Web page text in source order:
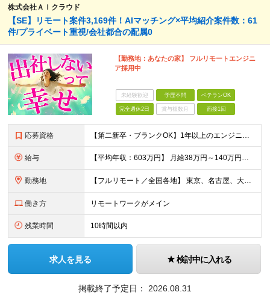
株式会社ＡＩクラウド
【SE】リモート案件3,169件！AIマッチング×平均紹介案件数：61
件/プライベート重視/会社都合の配属0
【勤務地：あなたの家】 フルリモートエンジニ
ア採用中
未経験歓迎 学歴不問 ベテランOK
完全週休2日 賞与複数月 面接1回
応募資格 【第二新卒・ブランクOK】1年以上のエンジニア経験がある方(開発・インフラ・工程・言語一切不問） 文理・学歴不問 【歓迎条件】 ◆AI・クラウド案件に参画したい方 ◆下流工程から上流工程へステップア
給与 【平均年収：603万円】 月給38万円～140万円＋諸手当（経験者） 【平均年収603万円】 ※案件の契約内容や昇給額などはすべて開示します。 ※経験や能力を考慮し決定します。 ※月給には固定残業
勤務地 【フルリモート／全国各地】 東京、名古屋、大阪、福岡を中心とした全国のプロジェクトにアサイン。 ※プロジェクトは完全選択制です。 ※フルリモート、ハイブリッド型、常駐案件から自由に選択可能です。 ※転
働き方 リモートワークがメイン
残業時間 10時間以内
求人を見る 検討中に入れる
掲載終了予定日： 2026.08.31